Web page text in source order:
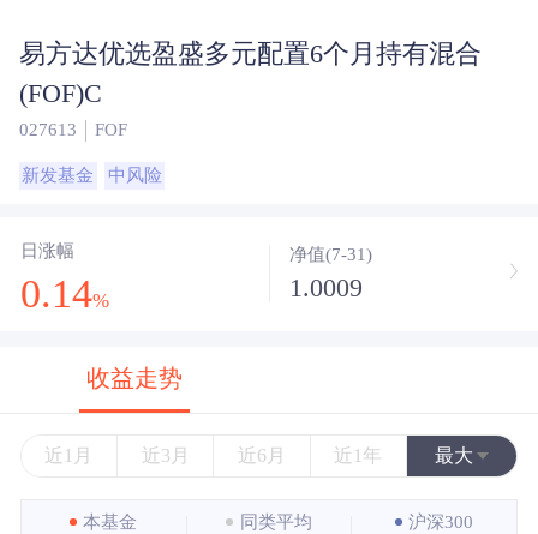
易方达优选盈盛多元配置6个月持有混合
(FOF)C
027613 FOF
新发基金 中风险
日涨幅
0.14%
净值(7-31)
1.0009
收益走势
近1月 近3月 近6月 近1年 最大
近3年
本基金 同类平均 沪深300